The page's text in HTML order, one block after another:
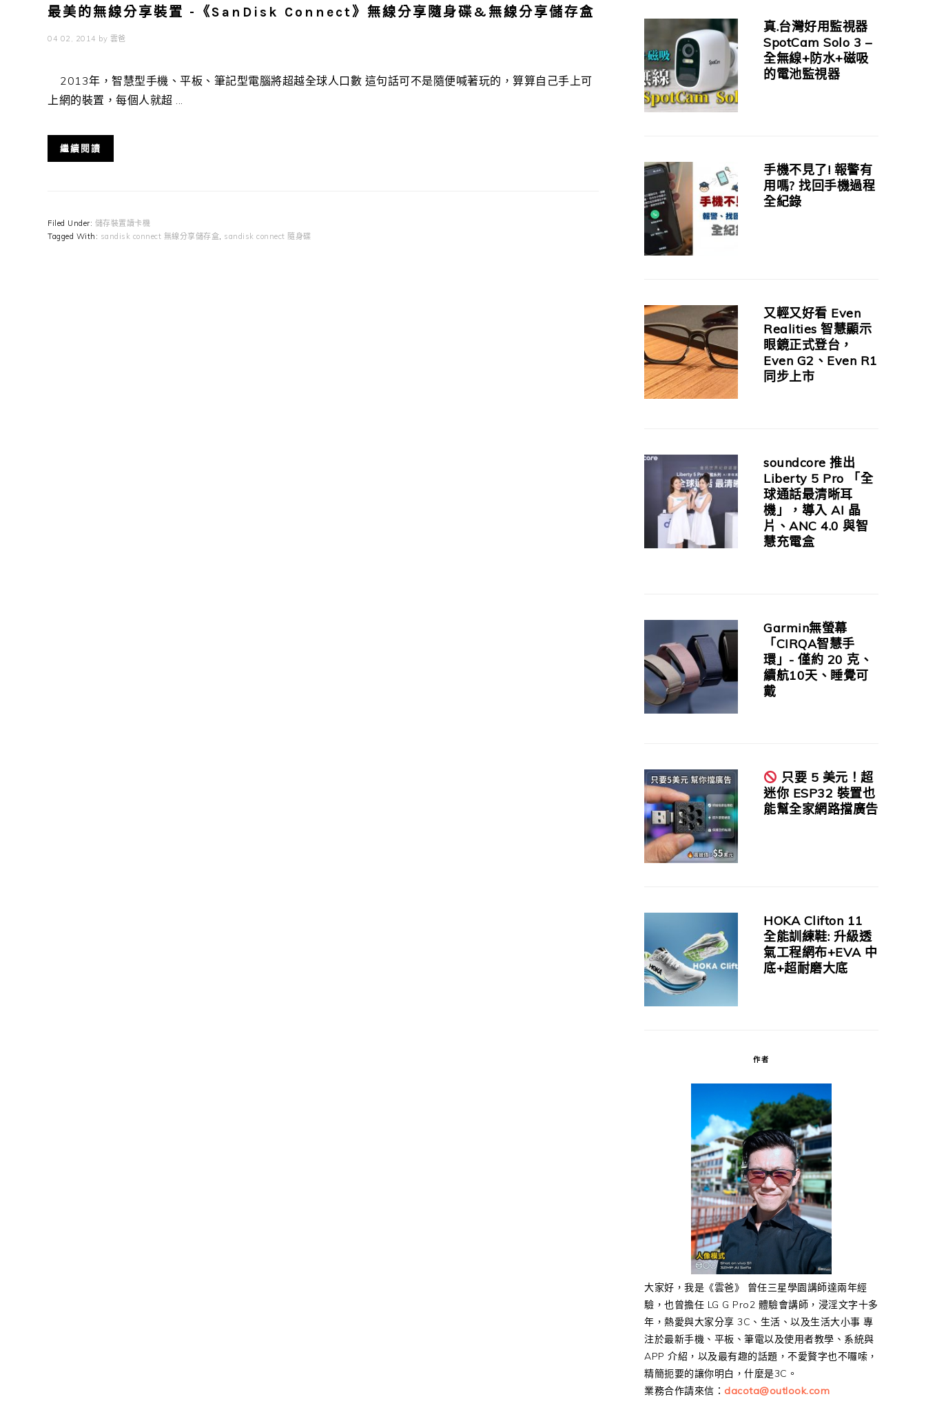
最美的無線分享裝置 -《SanDisk Connect》無線分享隨身碟&無線分享儲存盒
04 02, 2014 by 雲爸
2013年，智慧型手機、平板、筆記型電腦將超越全球人口數 這句話可不是隨便喊著玩的，算算自己手上可
上網的裝置，每個人就超 ...
繼續閱讀
Filed Under: 儲存裝置讀卡機
Tagged With: sandisk connect 無線分享儲存盒, sandisk connect 隨身碟
真.台灣好用監視器
SpotCam Solo 3 –
全無線+防水+磁吸
的電池監視器
手機不見了! 報警有
用嗎? 找回手機過程
全紀錄
又輕又好看 Even
Realities 智慧顯示
眼鏡正式登台，
Even G2、Even R1
同步上市
soundcore 推出
Liberty 5 Pro 「全
球通話最清晰耳
機」，導入 AI 晶
片、ANC 4.0 與智
慧充電盒
Garmin無螢幕
「CIRQA智慧手
環」- 僅約 20 克、
續航10天、睡覺可
戴
只要 5 美元！超
迷你 ESP32 裝置也
能幫全家網路擋廣告
HOKA Clifton 11
全能訓練鞋: 升級透
氣工程網布+EVA 中
底+超耐磨大底
作者
大家好，我是《雲爸》 曾任三星學園講師達兩年經
驗，也曾擔任 LG G Pro2 體驗會講師，浸淫文字十多
年，熱愛與大家分享 3C、生活、以及生活大小事 專
注於最新手機、平板、筆電以及使用者教學、系統與
APP 介紹，以及最有趣的話題，不愛贅字也不囉嗦，
精簡扼要的讓你明白，什麼是3C。
業務合作請來信： dacota@outlook.com